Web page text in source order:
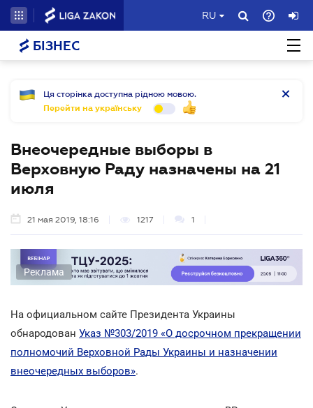
RU
БІЗНЕС
Ця сторінка доступна рідною мовою.
Перейти на українську
Внеочередные выборы в
Верховную Раду назначены на 21
июля
21 мая 2019, 18:16 1217 1
Реклама
На официальном сайте Президента Украины
обнародован Указ №303/2019 «О досрочном прекращении
полномочий Верховной Рады Украины и назначении
внеочередных выборов».